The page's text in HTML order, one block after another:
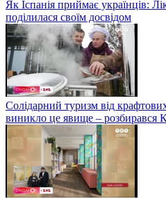
Як Іспанія приймає українців:
поділилася своїм досвідом
Солідарний туризм від
виникло це явище – розбирався